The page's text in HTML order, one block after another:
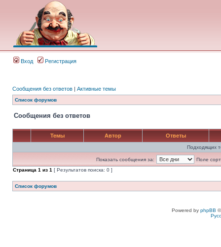
Вход Регистрация
Сообщения без ответов | Активные темы
Список форумов
Сообщения без ответов
Темы Автор Ответы
Подходящих
Показать сообщения за:
Поле
Страница 1 из 1 [ Результатов поиска: 0 ]
Список форумов
Powered by phpBB